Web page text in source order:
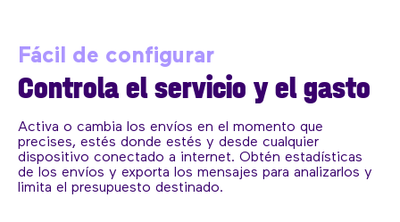
Fácil de configurar
Controla el servicio y el gasto
Activa o cambia los envíos en el momento que
precises, estés donde estés y desde cualquier
dispositivo conectado a internet. Obtén estadísticas
de los envíos y exporta los mensajes para analizarlos y
limita el presupuesto destinado.